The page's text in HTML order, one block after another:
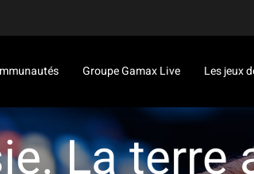
Groupe Gamax Live Les jeux
La terre